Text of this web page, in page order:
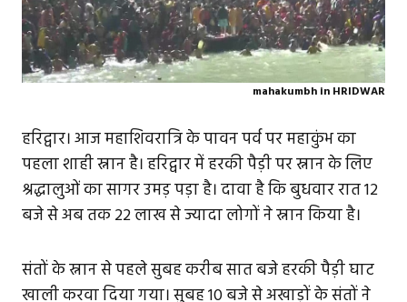
mahakumbh in HRIDWAR
हरिद्वार। आज महाशिवरात्रि के पावन पर्व पर महाकुंभ का
पहला शाही स्नान है। हरिद्वार में हरकी पैड़ी पर स्नान के लिए
श्रद्धालुओं का सागर उमड़ पड़ा है। दावा है कि बुधवार रात 12
बजे से अब तक 22 लाख से ज्यादा लोगों ने स्नान किया है।
संतों के स्नान से पहले सुबह करीब सात बजे हरकी पैड़ी घाट
खाली करवा दिया गया। सुबह 10 बजे से अखाड़ों के संतों ने